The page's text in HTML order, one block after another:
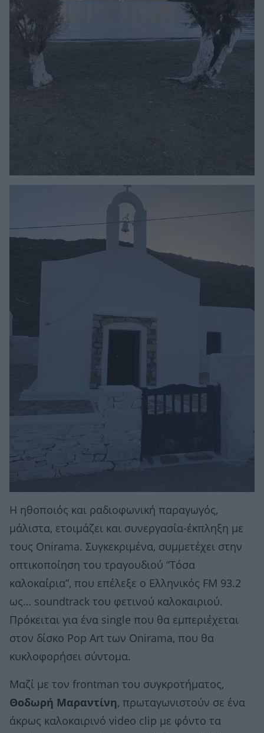
Η ηθοποιός και ραδιοφωνική παραγωγός,
μάλιστα, ετοιμάζει και συνεργασία-έκπληξη με
τους Onirama. Συγκεκριμένα, συμμετέχει στην
οπτικοποίηση του τραγουδιού “Tόσα
καλοκαίρια”, που επέλεξε ο Ελληνικός FM 93.2
ως… soundtrack του φετινού καλοκαιριού.
Πρόκειται για ένα single που θα εμπεριέχεται
στον δίσκο Pop Art των Onirama, που θα
κυκλοφορήσει σύντομα.
Μαζί με τον frontman του συγκροτήματος,
Θοδωρή Μαραντίνη, πρωταγωνιστούν σε ένα
άκρως καλοκαιρινό video clip με φόντο τα